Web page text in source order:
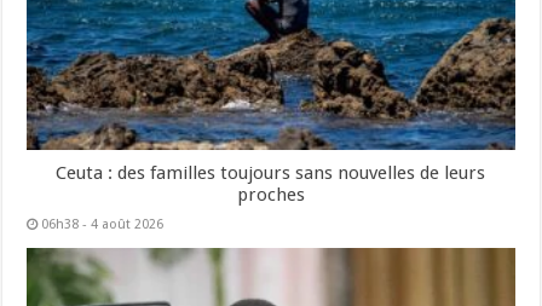
Ceuta : des familles toujours sans nouvelles de leurs
proches
06h38 - 4 août 2026